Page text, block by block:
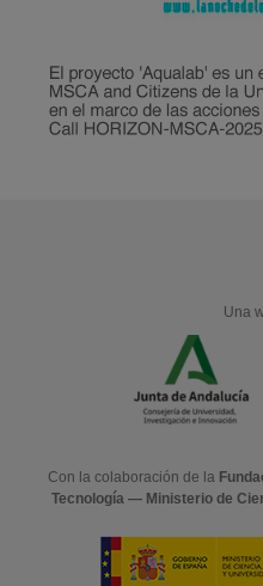
Una
Con la colaboración de la
Tecnología — Ministerio de